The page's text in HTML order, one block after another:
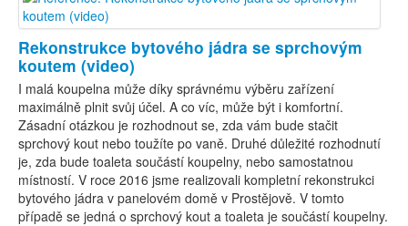
Certifikáty
Partneři
Kontakt
Rekonstrukce bytového jádra se sprchovým
koutem (video)
I malá koupelna může díky správnému výběru zařízení
maximálně plnit svůj účel. A co víc, může být i komfortní.
Zásadní otázkou je rozhodnout se, zda vám bude stačit
sprchový kout nebo toužíte po vaně. Druhé důležité rozhodnutí
je, zda bude toaleta součástí koupelny, nebo samostatnou
místností. V roce 2016 jsme realizovali kompletní rekonstrukci
bytového jádra v panelovém domě v Prostějově. V tomto
případě se jedná o sprchový kout a toaleta je součástí koupelny.